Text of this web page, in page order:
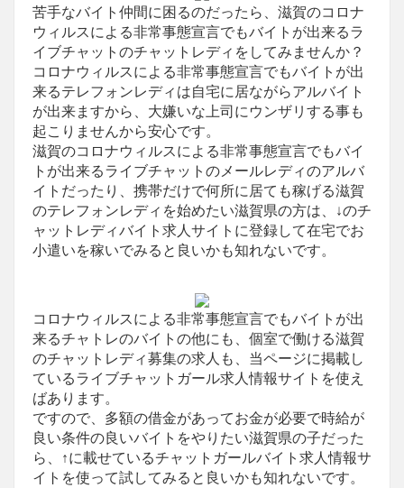
苦手なバイト仲間に困るのだったら、滋賀のコロナ
ウィルスによる非常事態宣言でもバイトが出来るラ
イブチャットのチャットレディをしてみませんか？
コロナウィルスによる非常事態宣言でもバイトが出
来るテレフォンレディは自宅に居ながらアルバイト
が出来ますから、大嫌いな上司にウンザリする事も
起こりませんから安心です。
滋賀のコロナウィルスによる非常事態宣言でもバイ
トが出来るライブチャットのメールレディのアルバ
イトだったり、携帯だけで何所に居ても稼げる滋賀
のテレフォンレディを始めたい滋賀県の方は、↓のチ
ャットレディバイト求人サイトに登録して在宅でお
小遣いを稼いでみると良いかも知れないです。
コロナウィルスによる非常事態宣言でもバイトが出
来るチャトレのバイトの他にも、個室で働ける滋賀
のチャットレディ募集の求人も、当ページに掲載し
ているライブチャットガール求人情報サイトを使え
ばあります。
ですので、多額の借金があってお金が必要で時給が
良い条件の良いバイトをやりたい滋賀県の子だった
ら、↑に載せているチャットガールバイト求人情報サ
イトを使って試してみると良いかも知れないです。